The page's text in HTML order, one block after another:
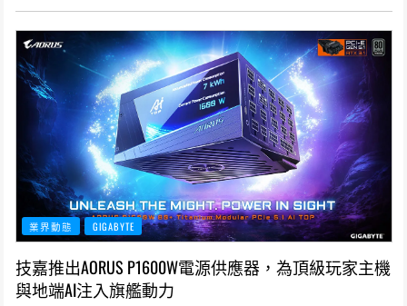
業界動態 GIGABYTE
技嘉推出AORUS P1600W電源供應器，為頂級玩家主機
與地端AI注入旗艦動力